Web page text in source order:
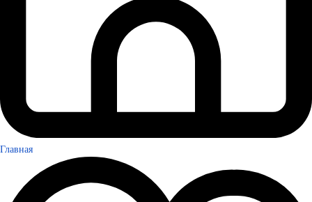
Главная